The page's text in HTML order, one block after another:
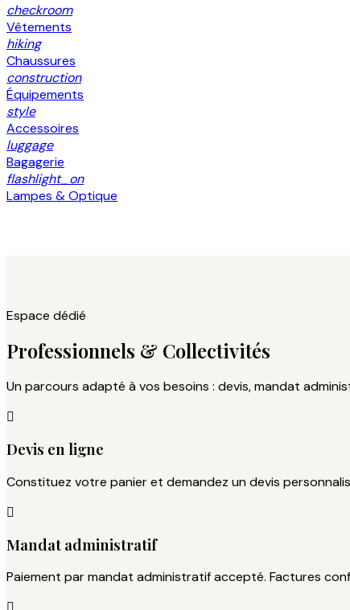
checkroom
Vêtements
hiking
Chaussures
construction
Équipements
style
Accessoires
luggage
Bagagerie
flashlight_on
Lampes & Optique
Espace dédié
Professionnels & Collectivités
Un parcours adapté à vos besoins : devis, mandat

Devis en ligne
Constituez votre panier et demandez un devis

Mandat administratif
Paiement par mandat administratif accepté. Factures